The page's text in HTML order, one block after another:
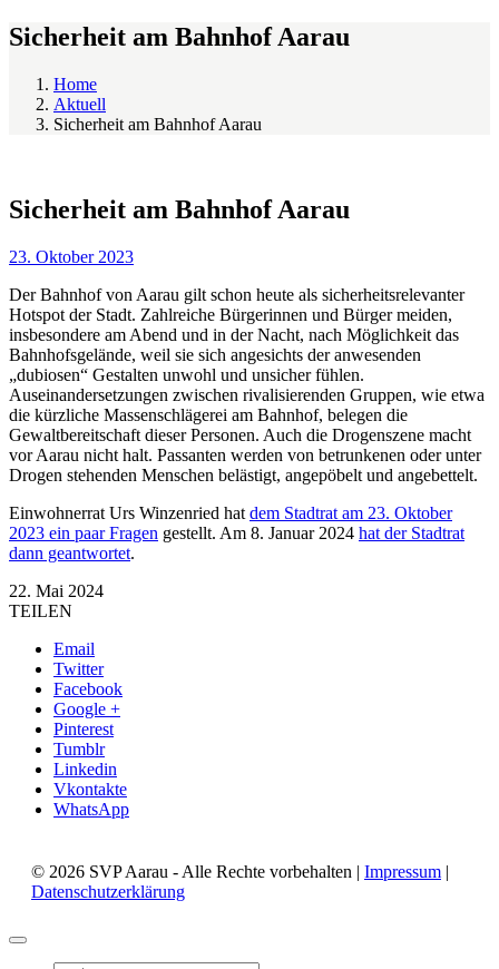
Sicherheit am Bahnhof Aarau
Home
Aktuell
Sicherheit am Bahnhof Aarau
Sicherheit am Bahnhof Aarau
23. Oktober 2023
Der Bahnhof von Aarau gilt schon heute als sicherheitsrelevanter
Hotspot der Stadt. Zahlreiche Bürgerinnen und Bürger meiden,
insbesondere am Abend und in der Nacht, nach Möglichkeit das
Bahnhofsgelände, weil sie sich angesichts der anwesenden
„dubiosen“ Gestalten unwohl und unsicher fühlen.
Auseinandersetzungen zwischen rivalisierenden Gruppen, wie etwa
die kürzliche Massenschlägerei am Bahnhof, belegen die
Gewaltbereitschaft dieser Personen. Auch die Drogenszene macht
vor Aarau nicht halt. Passanten werden von betrunkenen oder unter
Drogen stehenden Menschen belästigt, angepöbelt und angebettelt.
Einwohnerrat Urs Winzenried hat dem Stadtrat am 23. Oktober
2023 ein paar Fragen gestellt. Am 8. Januar 2024 hat der Stadtrat
dann geantwortet.
22. Mai 2024
TEILEN
Email
Twitter
Facebook
Google +
Pinterest
Tumblr
Linkedin
Vkontakte
WhatsApp
© 2026 SVP Aarau - Alle Rechte vorbehalten | Impressum |
Datenschutzerklärung